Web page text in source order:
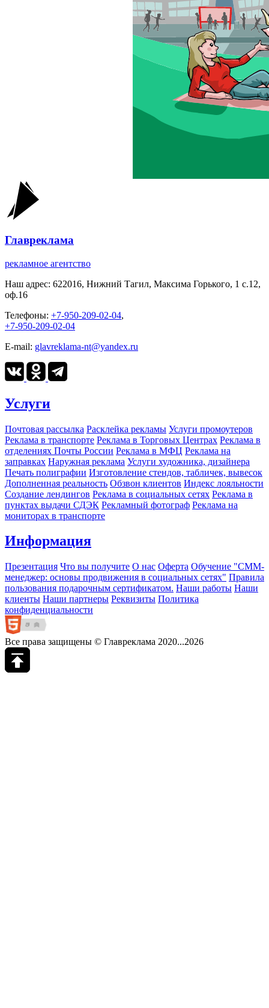
Главреклама
рекламное агентство
Наш адрес: 622016, Нижний Тагил, Максима Горького, 1 c.12,
оф.16
Телефоны: +7-950-209-02-04,
+7-950-209-02-04
E-mail: glavreklama-nt@yandex.ru
Услуги
Почтовая рассылка Расклейка рекламы Услуги промоутеров
Реклама в транспорте Реклама в Торговых Центрах Реклама в
отделениях Почты России Реклама в МФЦ Реклама на
заправках Наружная реклама Услуги художника, дизайнера
Печать полиграфии Изготовление стендов, табличек, вывесок
Дополненная реальность Обзвон клиентов Индекс лояльности
Создание лендингов Реклама в социальных сетях Реклама в
пунктах выдачи СДЭК Рекламный фотограф Реклама на
мониторах в транспорте
Информация
Презентация Что вы получите О нас Оферта Обучение "СМM-
менеджер: основы продвижения в социальных сетях" Правила
пользования подарочным сертификатом. Наши работы Наши
клиенты Наши партнеры Реквизиты Политика
конфиденциальности
Все права защищены © Главреклама 2020...2026